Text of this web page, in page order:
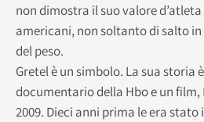
non dimostra il suo valore
americani, non soltanto di salto
del peso.
Gretel è un simbolo. La sua storia
documentario della Hbo e un film,
2009. Dieci anni prima le era